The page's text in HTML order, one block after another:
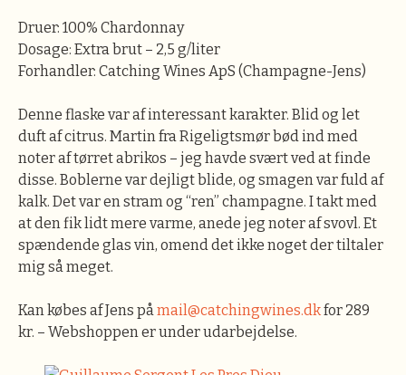
Druer: 100% Chardonnay
Dosage: Extra brut – 2,5 g/liter
Forhandler: Catching Wines ApS (Champagne-Jens)
Denne flaske var af interessant karakter. Blid og let
duft af citrus. Martin fra Rigeligtsmør bød ind med
noter af tørret abrikos – jeg havde svært ved at finde
disse. Boblerne var dejligt blide, og smagen var fuld af
kalk. Det var en stram og “ren” champagne. I takt med
at den fik lidt mere varme, anede jeg noter af svovl. Et
spændende glas vin, omend det ikke noget der tiltaler
mig så meget.
Kan købes af Jens påmail@catchingwines.dkfor 289
kr. – Webshoppen er under udarbejdelse.